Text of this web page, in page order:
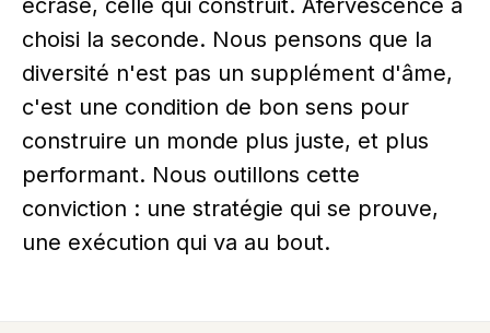
écrase, celle qui construit. Afervescence a
choisi la seconde. Nous pensons que la
diversité n'est pas un supplément d'âme,
c'est une condition de bon sens pour
construire un monde plus juste, et plus
performant. Nous outillons cette
conviction : une stratégie qui se prouve,
une exécution qui va au bout.